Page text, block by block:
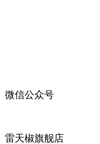
微信公众号
雷天椒旗舰店